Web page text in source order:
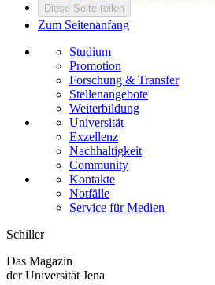
Diese Seite teilen
Zum Seitenanfang
Studium
Promotion
Forschung & Transfer
Stellenangebote
Weiterbildung
Universität
Exzellenz
Nachhaltigkeit
Community
Kontakte
Notfälle
Service für Medien
Schiller
Das Magazin
der Universität Jena